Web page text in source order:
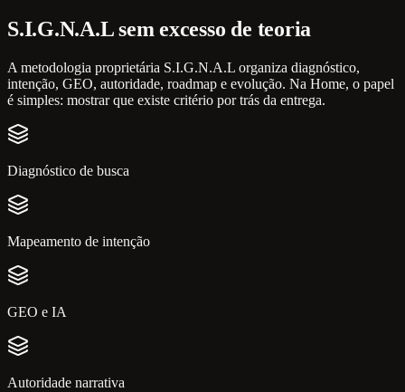
S.I.G.N.A.L sem excesso de teoria
A metodologia proprietária S.I.G.N.A.L organiza diagnóstico,
intenção, GEO, autoridade, roadmap e evolução. Na Home, o papel
é simples: mostrar que existe critério por trás da entrega.
Diagnóstico de busca
Mapeamento de intenção
GEO e IA
Autoridade narrativa